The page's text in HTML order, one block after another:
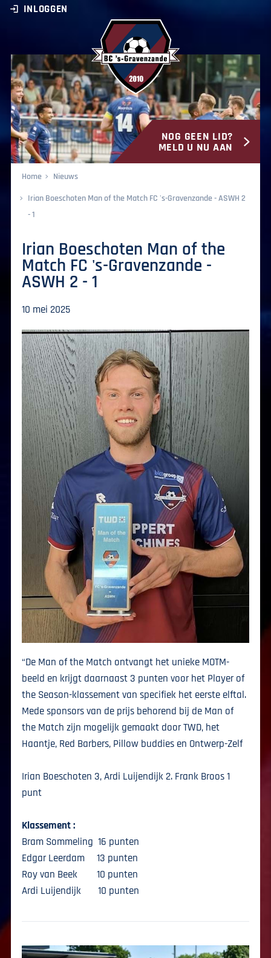
BC ‘s-Gravenzande
INLOGGEN
NOG GEEN LID?
MELD U NU AAN
Home
Nieuws
Irian Boeschoten Man of the Match FC 's-Gravenzande - ASWH 2
- 1
Irian Boeschoten Man of the
Match FC 's-Gravenzande -
ASWH 2 - 1
10 mei 2025
“De Man of the Match ontvangt het unieke MOTM-
beeld en krijgt daarnaast 3 punten voor het Player of
the Season-klassement van specifiek het eerste elftal.
Mede sponsors van de prijs behorend bij de Man of
the Match zijn mogelijk gemaakt door TWD, het
Haantje, Red Barbers, Pillow buddies en Ontwerp-Zelf
Irian Boeschoten 3, Ardi Luijendijk 2. Frank Broos 1
punt
Klassement :
Bram Sommeling 16 punten
Edgar Leerdam 13 punten
Roy van Beek 10 punten
Ardi Luijendijk 10 punten